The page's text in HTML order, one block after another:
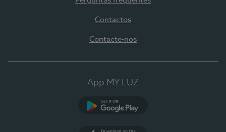
Contactos
Contacte-nos
App MY LUZ